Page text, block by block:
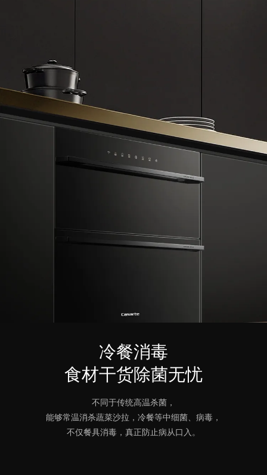
冷餐消毒
食材干货除菌无忧
不同于传统高温杀菌，
能够常温消杀蔬菜沙拉，冷餐等中细菌、病毒，
不仅餐具消毒，真正防止病从口入。